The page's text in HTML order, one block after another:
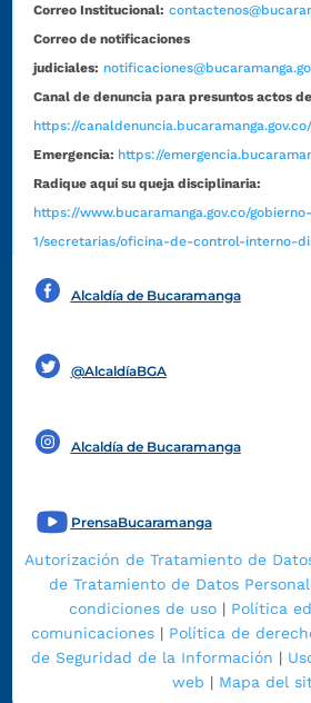
Correo Institucional:
Correo de notificaciones
judiciales:
Canal de denuncia para presuntos actos
https://canaldenuncia.bucaramanga.gov.co/
Emergencia: https://
Radique aquí su queja disciplinaria:
https://www.bucaramanga.gov.co/
1/secretarias/oficina-de-control-interno-
Alcaldía de Bucaramanga
@AlcaldíaBGA
Alcaldía de Bucaramanga
PrensaBucaramanga
Autorización de Tratamiento de
de Tratamiento de Datos
condiciones de uso | Política
comunicaciones| Política de
de Seguridad de la Información |
web | Mapa del